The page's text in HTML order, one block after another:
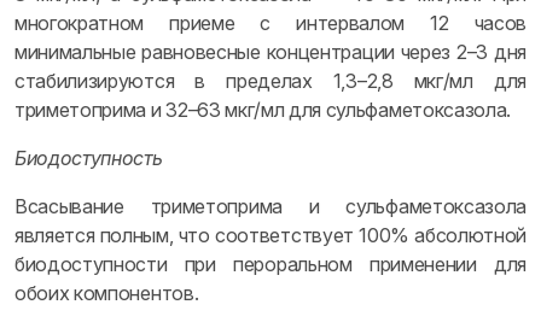
многократном приеме с интервалом 12 часов
минимальные равновесные концентрации через 2–3 дня
стабилизируются в пределах 1,3–2,8 мкг/мл для
триметоприма и 32–63 мкг/мл для сульфаметоксазола.
Биодоступность
Всасывание триметоприма и сульфаметоксазола
является полным, что соответствует 100% абсолютной
биодоступности при пероральном применении для
обоих компонентов.